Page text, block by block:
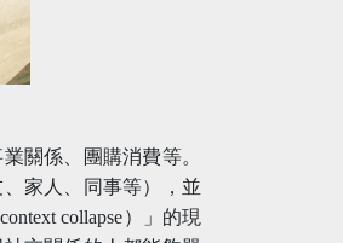
關係、團購消費等。
家人、同事等），並
collapse）」的現